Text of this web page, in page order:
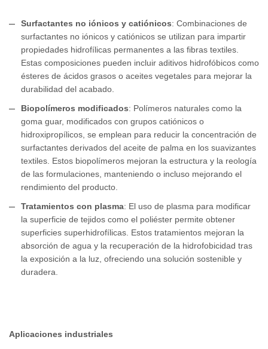
Surfactantes no iónicos y catiónicos: Combinaciones de
surfactantes no iónicos y catiónicos se utilizan para impartir
propiedades hidrofílicas permanentes a las fibras textiles.
Estas composiciones pueden incluir aditivos hidrofóbicos como
ésteres de ácidos grasos o aceites vegetales para mejorar la
durabilidad del acabado.
Biopolímeros modificados: Polímeros naturales como la
goma guar, modificados con grupos catiónicos o
hidroxipropílicos, se emplean para reducir la concentración de
surfactantes derivados del aceite de palma en los suavizantes
textiles. Estos biopolímeros mejoran la estructura y la reología
de las formulaciones, manteniendo o incluso mejorando el
rendimiento del producto.
Tratamientos con plasma: El uso de plasma para modificar
la superficie de tejidos como el poliéster permite obtener
superficies superhidrofílicas. Estos tratamientos mejoran la
absorción de agua y la recuperación de la hidrofobicidad tras
la exposición a la luz, ofreciendo una solución sostenible y
duradera.
Aplicaciones industriales